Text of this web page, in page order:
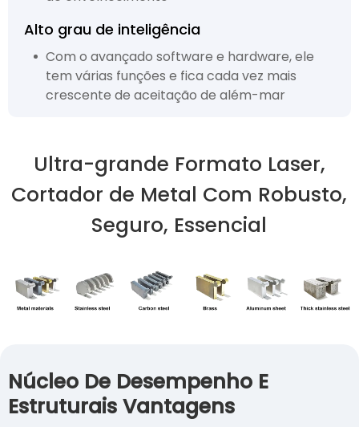
Alto grau de inteligência
Com o avançado software e hardware, ele
tem várias funções e fica cada vez mais
crescente de aceitação de além-mar
Ultra-grande Formato Laser,
Cortador de Metal Com Robusto,
Seguro, Essencial
Núcleo De Desempenho E
Estruturais Vantagens